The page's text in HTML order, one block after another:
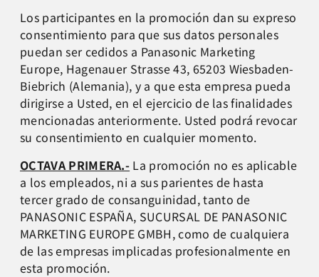
Los participantes en la promoción dan su expreso
consentimiento para que sus datos personales
puedan ser cedidos a Panasonic Marketing
Europe, Hagenauer Strasse 43, 65203 Wiesbaden-
Biebrich (Alemania), y a que esta empresa pueda
dirigirse a Usted, en el ejercicio de las finalidades
mencionadas anteriormente. Usted podrá revocar
su consentimiento en cualquier momento.
OCTAVA PRIMERA.- La promoción no es aplicable
a los empleados, ni a sus parientes de hasta
tercer grado de consanguinidad, tanto de
PANASONIC ESPAÑA, SUCURSAL DE PANASONIC
MARKETING EUROPE GMBH, como de cualquiera
de las empresas implicadas profesionalmente en
esta promoción.